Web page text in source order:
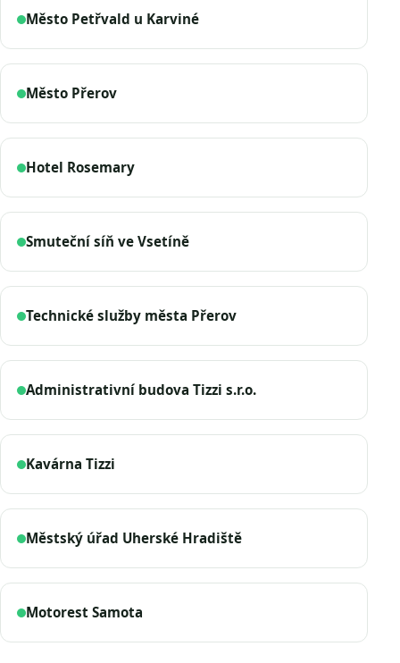
Město Petřvald u Karviné
Město Přerov
Hotel Rosemary
Smuteční síň ve Vsetíně
Technické služby města Přerov
Administrativní budova Tizzi s.r.o.
Kavárna Tizzi
Městský úřad Uherské Hradiště
Motorest Samota